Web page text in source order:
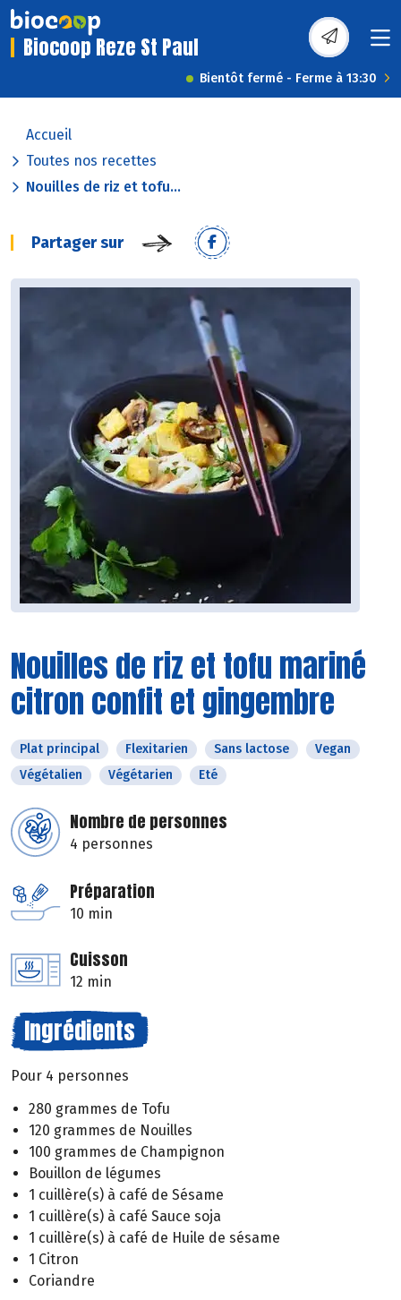
Biocoop Reze St Paul
Bientôt fermé - Ferme à 13:30
Accueil
Toutes nos recettes
Nouilles de riz et tofu...
Partager sur
Nouilles de riz et tofu mariné
citron confit et gingembre
Plat principal Flexitarien Sans lactose
Vegan
Végétalien
Végétarien Eté
Nombre de personnes
4 personnes
Préparation
10 min
Cuisson
12 min
Ingrédients
Pour 4 personnes
280 grammes de Tofu
120 grammes de Nouilles
100 grammes de Champignon
Bouillon de légumes
1 cuillère(s) à café de Sésame
1 cuillère(s) à café Sauce soja
1 cuillère(s) à café de Huile de sésame
1 Citron
Coriandre